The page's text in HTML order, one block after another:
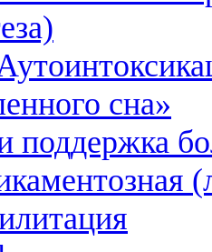
сна»
поддержка